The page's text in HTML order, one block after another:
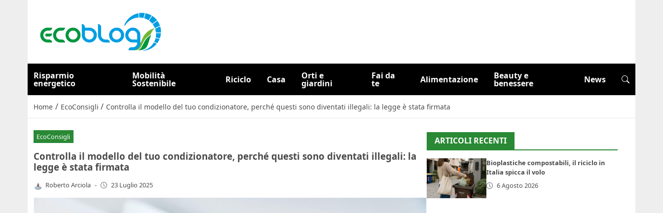
Risparmio
energetico
Mobilità
Sostenibile Riciclo Casa Orti e
giardini
Fai da
te Alimentazione Beauty e
benessere News
Home / EcoConsigli / Controlla il modello del tuo condizionatore, perché questi sono diventati illegali: la legge è stata firmata
EcoConsigli
Controlla il modello del tuo condizionatore, perché questi sono diventati illegali: la
legge è stata firmata
Roberto Arciola - 23 Luglio 2025
ARTICOLI RECENTI
Bioplastiche compostabili, il riciclo in
Italia spicca il volo
6 Agosto 2026